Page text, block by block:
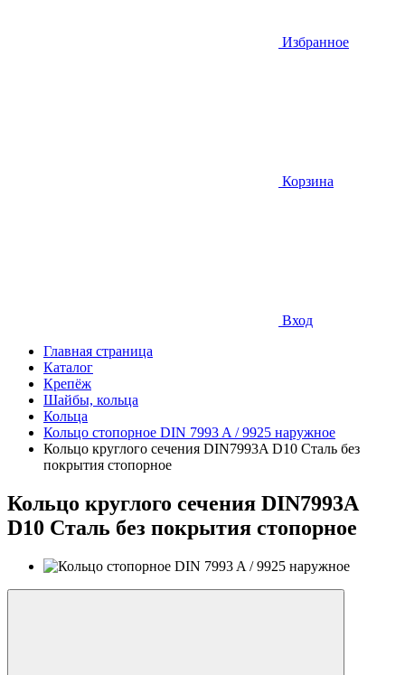
Избранное
Корзина
Вход
Главная страница
Каталог
Крепёж
Шайбы, кольца
Кольца
Кольцо стопорное DIN 7993 A / 9925 наружное
Кольцо круглого сечения DIN7993A D10 Сталь без
покрытия стопорное
Кольцо круглого сечения DIN7993A
D10 Сталь без покрытия стопорное